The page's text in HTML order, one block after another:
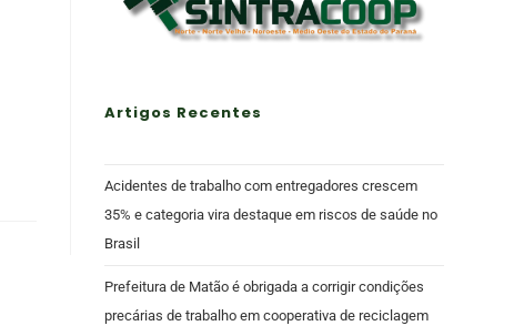
Artigos Recentes
Acidentes de trabalho com entregadores crescem
35% e categoria vira destaque em riscos de saúde no
Brasil
Prefeitura de Matão é obrigada a corrigir condições
precárias de trabalho em cooperativa de reciclagem